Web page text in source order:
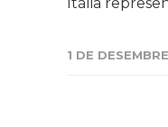
1 DE